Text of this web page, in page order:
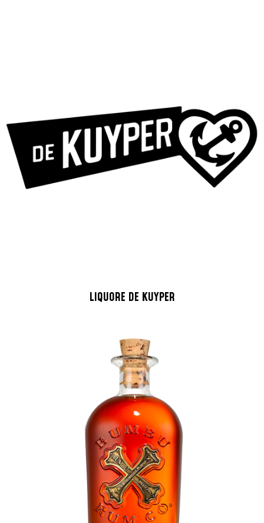
LIQUORE DE KUYPER